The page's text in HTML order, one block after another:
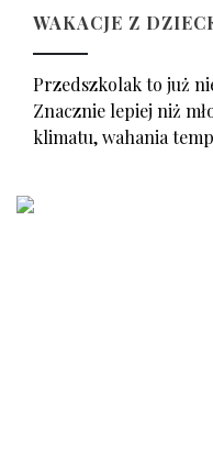
WAKACJE Z
Przedszkolak to już
Znacznie lepiej niż
klimatu, wahania